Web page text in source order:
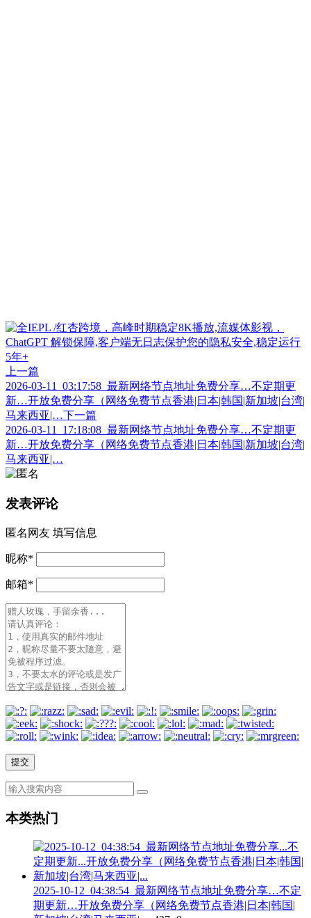
上一篇
2026-03-11_03:17:58_最新网络节点地址免费分享…不定期更
新…开放免费分享（网络免费节点香港|日本|韩国|新加坡|台湾|
马来西亚|… 下一篇
2026-03-11_17:18:08_最新网络节点地址免费分享…不定期更
新…开放免费分享（网络免费节点香港|日本|韩国|新加坡|台湾|
马来西亚|…
发表评论
匿名网友 填写信息
昵称*
邮箱*
本类热门
2025-10-12_04:38:54_最新网络节点地址免费分享…不定
期更新…开放免费分享（网络免费节点香港|日本|韩国|